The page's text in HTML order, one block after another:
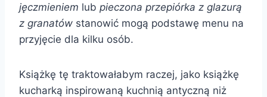
jęczmieniem lub pieczona przepiórka z glazurą
z granatów stanowić mogą podstawę menu na
przyjęcie dla kilku osób.
Książkę tę traktowałabym raczej, jako książkę
kucharką inspirowaną kuchnią antyczną niż